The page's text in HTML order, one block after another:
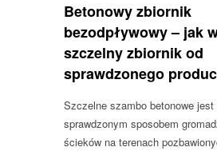
Betonowy zbiornik
bezodpływowy – jak
szczelny zbiornik od
sprawdzonego
Szczelne szambo betonowe jest
sprawdzonym sposobem
ścieków na terenach